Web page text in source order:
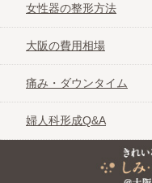
女性器の整形方法
大阪の費用相場
痛み・ダウンタイム
婦人科形成Q&A
きれいな素肌を取り